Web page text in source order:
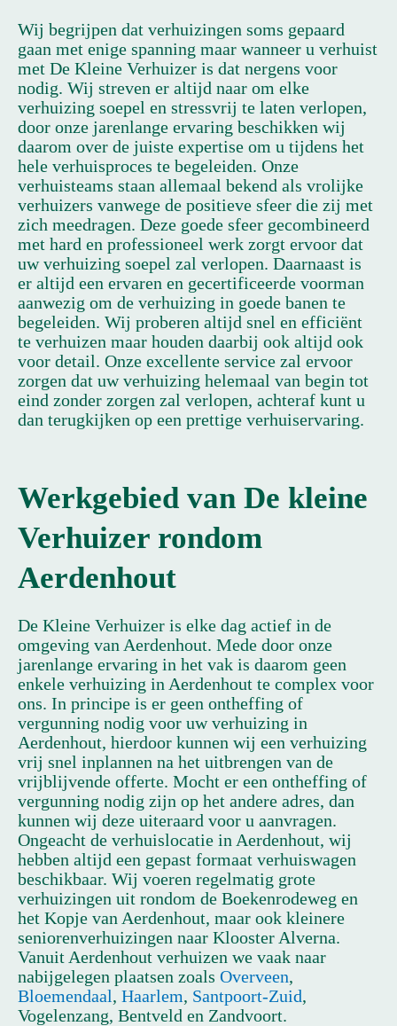
Wij begrijpen dat verhuizingen soms gepaard
gaan met enige spanning maar wanneer u verhuist
met De Kleine Verhuizer is dat nergens voor
nodig. Wij streven er altijd naar om elke
verhuizing soepel en stressvrij te laten verlopen,
door onze jarenlange ervaring beschikken wij
daarom over de juiste expertise om u tijdens het
hele verhuisproces te begeleiden. Onze
verhuisteams staan allemaal bekend als vrolijke
verhuizers vanwege de positieve sfeer die zij met
zich meedragen. Deze goede sfeer gecombineerd
met hard en professioneel werk zorgt ervoor dat
uw verhuizing soepel zal verlopen. Daarnaast is
er altijd een ervaren en gecertificeerde voorman
aanwezig om de verhuizing in goede banen te
begeleiden. Wij proberen altijd snel en efficiënt
te verhuizen maar houden daarbij ook altijd ook
voor detail. Onze excellente service zal ervoor
zorgen dat uw verhuizing helemaal van begin tot
eind zonder zorgen zal verlopen, achteraf kunt u
dan terugkijken op een prettige verhuiservaring.
Werkgebied van De kleine
Verhuizer rondom
Aerdenhout
De Kleine Verhuizer is elke dag actief in de
omgeving van Aerdenhout. Mede door onze
jarenlange ervaring in het vak is daarom geen
enkele verhuizing in Aerdenhout te complex voor
ons. In principe is er geen ontheffing of
vergunning nodig voor uw verhuizing in
Aerdenhout, hierdoor kunnen wij een verhuizing
vrij snel inplannen na het uitbrengen van de
vrijblijvende offerte. Mocht er een ontheffing of
vergunning nodig zijn op het andere adres, dan
kunnen wij deze uiteraard voor u aanvragen.
Ongeacht de verhuislocatie in Aerdenhout, wij
hebben altijd een gepast formaat verhuiswagen
beschikbaar. Wij voeren regelmatig grote
verhuizingen uit rondom de Boekenrodeweg en
het Kopje van Aerdenhout, maar ook kleinere
seniorenverhuizingen naar Klooster Alverna.
Vanuit Aerdenhout verhuizen we vaak naar
nabijgelegen plaatsen zoals Overveen,
Bloemendaal, Haarlem, Santpoort-Zuid,
Vogelenzang, Bentveld en Zandvoort.